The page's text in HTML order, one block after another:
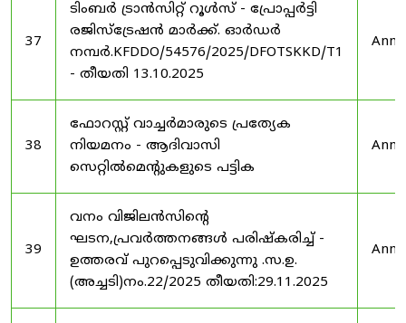
37
ടിംബർ ട്രാൻസിറ്റ് റൂൾസ് - പ്രോപ്പർട്ടി
രജിസ്ട്രേഷൻ മാർക്ക്. ഓർഡർ
നമ്പർ.KFDDO/54576/2025/DFOTSKKD/T1
- തീയതി 13.10.2025
38
ഫോറസ്റ്റ് വാച്ചർമാരുടെ പ്രത്യേക
നിയമനം - ആദിവാസി
സെറ്റിൽമെന്റുകളുടെ പട്ടിക
39
വനം വിജിലൻസിന്റെ
ഘടന,പ്രവർത്തനങ്ങൾ പരിഷ്കരിച്ച് -
ഉത്തരവ് പുറപ്പെടുവിക്കുന്നു .സ.ഉ.
(അച്ചടി)നം.22/2025 തീയതി:29.11.2025